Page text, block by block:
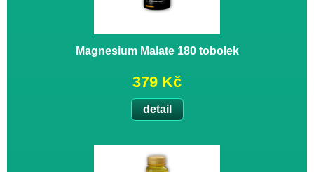
Magnesium Malate 180 tobolek
379 Kč
detail